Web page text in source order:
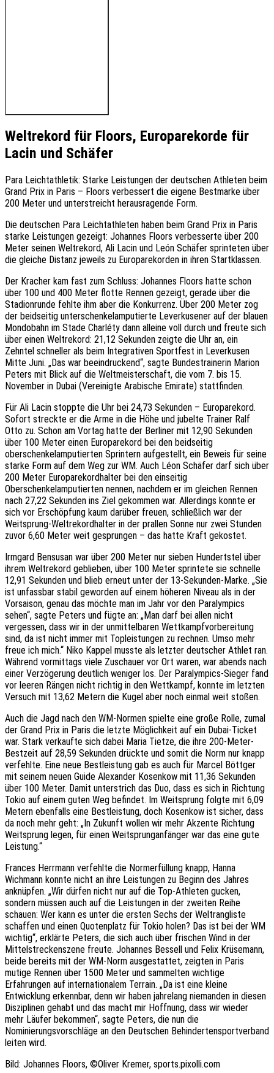
Weltrekord für Floors, Europarekorde für
Lacin und Schäfer
Para Leichtathletik: Starke Leistungen der deutschen Athleten beim
Grand Prix in Paris – Floors verbessert die eigene Bestmarke über
200 Meter und unterstreicht herausragende Form.
Die deutschen Para Leichtathleten haben beim Grand Prix in Paris
starke Leistungen gezeigt: Johannes Floors verbesserte über 200
Meter seinen Weltrekord, Ali Lacin und León Schäfer sprinteten über
die gleiche Distanz jeweils zu Europarekorden in ihren Startklassen.
Der Kracher kam fast zum Schluss: Johannes Floors hatte schon
über 100 und 400 Meter flotte Rennen gezeigt, gerade über die
Stadionrunde fehlte ihm aber die Konkurrenz. Über 200 Meter zog
der beidseitig unterschenkelamputierte Leverkusener auf der blauen
Mondobahn im Stade Charléty dann alleine voll durch und freute sich
über einen Weltrekord: 21,12 Sekunden zeigte die Uhr an, ein
Zehntel schneller als beim Integrativen Sportfest in Leverkusen
Mitte Juni. „Das war beeindruckend“, sagte Bundestrainerin Marion
Peters mit Blick auf die Weltmeisterschaft, die vom 7. bis 15.
November in Dubai (Vereinigte Arabische Emirate) stattfinden.
Für Ali Lacin stoppte die Uhr bei 24,73 Sekunden – Europarekord.
Sofort streckte er die Arme in die Höhe und jubelte Trainer Ralf
Otto zu. Schon am Vortag hatte der Berliner mit 12,90 Sekunden
über 100 Meter einen Europarekord bei den beidseitig
oberschenkelamputierten Sprintern aufgestellt, ein Beweis für seine
starke Form auf dem Weg zur WM. Auch Léon Schäfer darf sich über
200 Meter Europarekordhalter bei den einseitig
Oberschenkelamputierten nennen, nachdem er im gleichen Rennen
nach 27,22 Sekunden ins Ziel gekommen war. Allerdings konnte er
sich vor Erschöpfung kaum darüber freuen, schließlich war der
Weitsprung-Weltrekordhalter in der prallen Sonne nur zwei Stunden
zuvor 6,60 Meter weit gesprungen – das hatte Kraft gekostet.
Irmgard Bensusan war über 200 Meter nur sieben Hundertstel über
ihrem Weltrekord geblieben, über 100 Meter sprintete sie schnelle
12,91 Sekunden und blieb erneut unter der 13-Sekunden-Marke. „Sie
ist unfassbar stabil geworden auf einem höheren Niveau als in der
Vorsaison, genau das möchte man im Jahr vor den Paralympics
sehen“, sagte Peters und fügte an: „Man darf bei allen nicht
vergessen, dass wir in der unmittelbaren Wettkampfvorbereitung
sind, da ist nicht immer mit Topleistungen zu rechnen. Umso mehr
freue ich mich.“ Niko Kappel musste als letzter deutscher Athlet ran.
Während vormittags viele Zuschauer vor Ort waren, war abends nach
einer Verzögerung deutlich weniger los. Der Paralympics-Sieger fand
vor leeren Rängen nicht richtig in den Wettkampf, konnte im letzten
Versuch mit 13,62 Metern die Kugel aber noch einmal weit stoßen.
Auch die Jagd nach den WM-Normen spielte eine große Rolle, zumal
der Grand Prix in Paris die letzte Möglichkeit auf ein Dubai-Ticket
war. Stark verkaufte sich dabei Maria Tietze, die ihre 200-Meter-
Bestzeit auf 28,59 Sekunden drückte und somit die Norm nur knapp
verfehlte. Eine neue Bestleistung gab es auch für Marcel Böttger
mit seinem neuen Guide Alexander Kosenkow mit 11,36 Sekunden
über 100 Meter. Damit unterstrich das Duo, dass es sich in Richtung
Tokio auf einem guten Weg befindet. Im Weitsprung folgte mit 6,09
Metern ebenfalls eine Bestleistung, doch Kosenkow ist sicher, dass
da noch mehr geht: „In Zukunft wollen wir mehr Akzente Richtung
Weitsprung legen, für einen Weitsprunganfänger war das eine gute
Leistung.“
Frances Herrmann verfehlte die Normerfüllung knapp, Hanna
Wichmann konnte nicht an ihre Leistungen zu Beginn des Jahres
anknüpfen. „Wir dürfen nicht nur auf die Top-Athleten gucken,
sondern müssen auch auf die Leistungen in der zweiten Reihe
schauen: Wer kann es unter die ersten Sechs der Weltrangliste
schaffen und einen Quotenplatz für Tokio holen? Das ist bei der WM
wichtig“, erklärte Peters, die sich auch über frischen Wind in der
Mittelstreckenszene freute. Johannes Bessell und Felix Krüsemann,
beide bereits mit der WM-Norm ausgestattet, zeigten in Paris
mutige Rennen über 1500 Meter und sammelten wichtige
Erfahrungen auf internationalem Terrain. „Da ist eine kleine
Entwicklung erkennbar, denn wir haben jahrelang niemanden in diesen
Disziplinen gehabt und das macht mir Hoffnung, dass wir wieder
mehr Läufer bekommen“, sagte Peters, die nun die
Nominierungsvorschläge an den Deutschen Behindertensportverband
leiten wird.
Bild: Johannes Floors, ©Oliver Kremer, sports.pixolli.com